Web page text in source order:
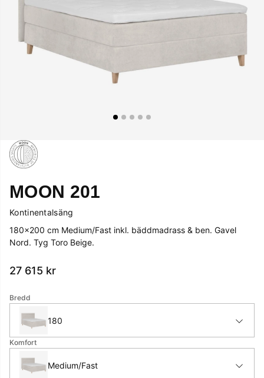
MOON 201
Kontinentalsäng
180x200 cm Medium/Fast inkl. bäddmadrass & ben. Gavel
Nord. Tyg Toro Beige.
27 615 kr
Bredd
180
Komfort
Medium/Fast